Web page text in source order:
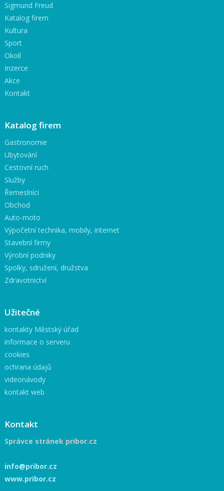
Sigmund Freud
Katalog firem
Kultura
Sport
Okolí
Inzerce
Akce
Kontakt
Katalog firem
Gastronomie
Ubytování
Cestovní ruch
Služby
Řemeslníci
Obchod
Auto-moto
Výpočetní technika, mobily, internet
Stavební firmy
Výrobní podniky
Spolky, sdružení, družstva
Zdravotnictví
Užitečné
kontakty Městský úřad
informace o serveru
cookies
ochrana údajů
videonávody
kontakt web
Kontakt
Správce stránek pribor.cz
info@pribor.cz
www.pribor.cz